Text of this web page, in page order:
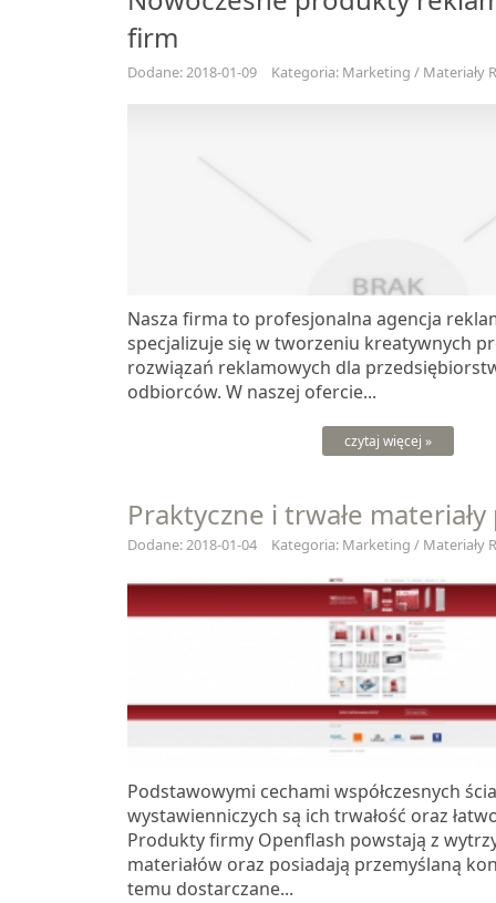
firm
Dodane: 2018-01-09 Kategoria: Marketing / Materiały
Nasza firma to profesjonalna agencja
specjalizuje się w tworzeniu kreatywnych
rozwiązań reklamowych dla
odbiorców. W naszej ofercie...
czytaj więcej »
Praktyczne i trwałe
Dodane: 2018-01-04 Kategoria: Marketing / Materiały
Podstawowymi cechami współczesnych
wystawienniczych są ich trwałość oraz
Produkty firmy Openflash powstają z
materiałów oraz posiadają przemyślaną
temu dostarczane...